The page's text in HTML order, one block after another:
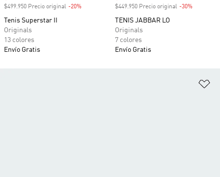
$499.950 Precio original -20%
Tenis Superstar II
Originals
13 colores
Envío Gratis
$449.950 Precio original -30%
TENIS JABBAR LO
Originals
7 colores
Envío Gratis